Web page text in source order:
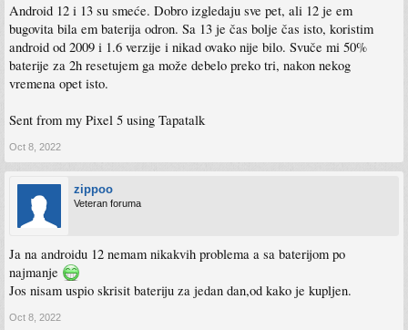
Android 12 i 13 su smeće. Dobro izgledaju sve pet, ali 12 je em
bugovita bila em baterija odron. Sa 13 je čas bolje čas isto, koristim
android od 2009 i 1.6 verzije i nikad ovako nije bilo. Svuče mi 50%
baterije za 2h resetujem ga može debelo preko tri, nakon nekog
vremena opet isto.
Sent from my Pixel 5 using Tapatalk
Oct 8, 2022
zippoo
Veteran foruma
Ja na androidu 12 nemam nikakvih problema a sa baterijom po
najmanje
Jos nisam uspio skrisit bateriju za jedan dan,od kako je kupljen.
Oct 8, 2022